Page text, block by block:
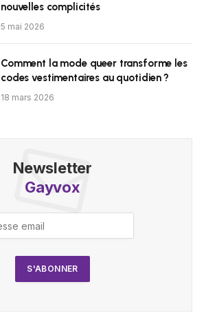
nouvelles complicités
5 mai 2026
Comment la mode queer transforme les
codes vestimentaires au quotidien ?
18 mars 2026
Newsletter
Gayvox